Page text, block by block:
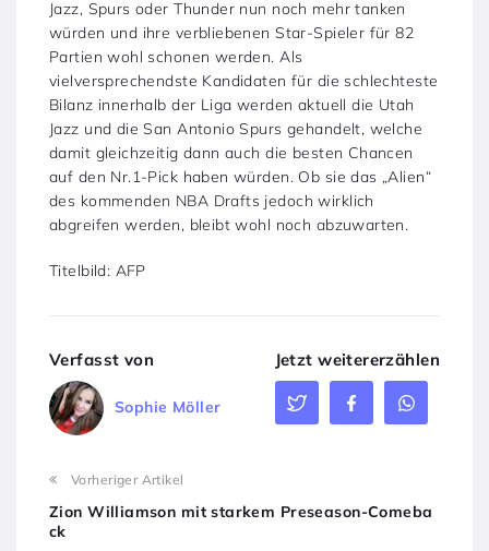
Jazz, Spurs oder Thunder nun noch mehr tanken
würden und ihre verbliebenen Star-Spieler für 82
Partien wohl schonen werden. Als
vielversprechendste Kandidaten für die schlechteste
Bilanz innerhalb der Liga werden aktuell die Utah
Jazz und die San Antonio Spurs gehandelt, welche
damit gleichzeitig dann auch die besten Chancen
auf den Nr.1-Pick haben würden. Ob sie das „Alien“
des kommenden NBA Drafts jedoch wirklich
abgreifen werden, bleibt wohl noch abzuwarten.
Titelbild: AFP
Verfasst von
Sophie Möller
Jetzt weitererzählen
Vorheriger Artikel
Zion Williamson mit starkem Preseason-Comeba
ck